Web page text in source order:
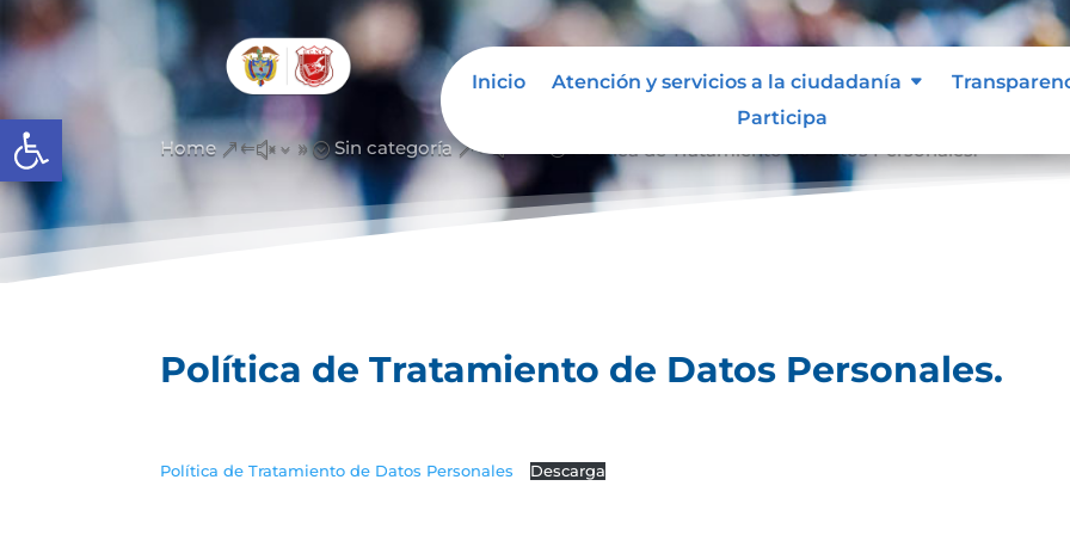
Abrir barra de herramientas
Inicio Atención y servicios a la ciudadanía
Participa
Home &#x39; Sin categoría &#x39;
Política de Tratamiento de Datos Personales.
Política de Tratamiento de Datos Personales Descarga